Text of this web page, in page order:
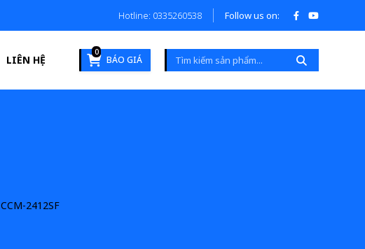
Hotline: 0335260538 Follow us on:
LIÊN HỆ
0
BÁO GIÁ
CCM-2412SF